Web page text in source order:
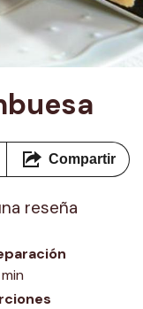
Compartir
reseña